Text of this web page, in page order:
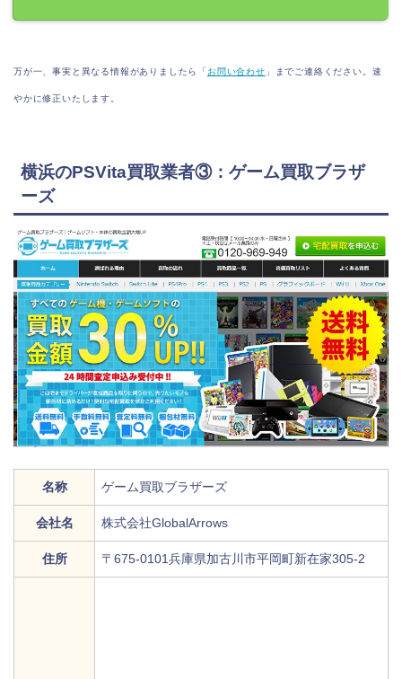
万が一、事実と異なる情報がありましたら「 お問い合わせ 」までご連絡ください。速
やかに修正いたします。
横浜のPSVita買取業者③：ゲーム買取ブラザ
ーズ
名称 ゲーム買取ブラザーズ
会社名 株式会社GlobalArrows
住所 〒675-0101兵庫県加古川市平岡町新在家305-2